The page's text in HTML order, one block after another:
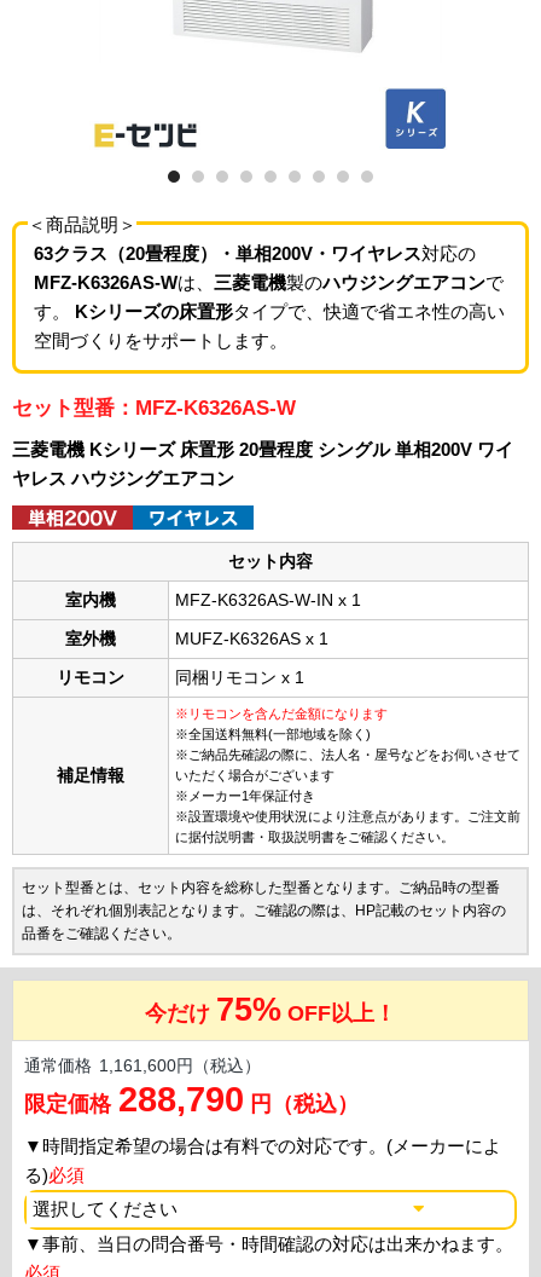
＜商品説明＞
63クラス（20畳程度）・単相200V・ワイヤレス対応の
MFZ-K6326AS-Wは、 三菱電機製のハウジングエアコンで
す。 Kシリーズの床置形タイプで、快適で省エネ性の高い
空間づくりをサポートします。
セット型番：MFZ-K6326AS-W
三菱電機 Kシリーズ 床置形 20畳程度 シングル 単相200V ワイ
ヤレス ハウジングエアコン
セット内容
室内機 MFZ-K6326AS-W-IN x 1
室外機 MUFZ-K6326AS x 1
リモコン 同梱リモコン x 1
補足情報
※リモコンを含んだ金額になります
※全国送料無料(一部地域を除く)
※ご納品先確認の際に、法人名・屋号などをお伺いさせて
いただく場合がございます
※メーカー1年保証付き
※設置環境や使用状況により注意点があります。ご注文前
に据付説明書・取扱説明書をご確認ください。
セット型番とは、セット内容を総称した型番となります。ご納品時の型番
は、それぞれ個別表記となります。ご確認の際は、HP記載のセット内容の
品番をご確認ください。
今だけ 75% OFF以上！
通常価格 1,161,600円（税込）
限定価格 288,790 円（税込）
▼時間指定希望の場合は有料での対応です。(メーカーによ
る)必須
▼事前、当日の問合番号・時間確認の対応は出来かねます。
必須